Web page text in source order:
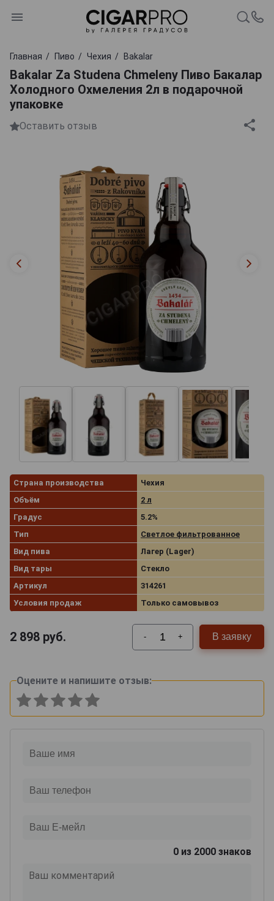
Главная Пиво Чехия Bakalar
Bakalar Za Studena Chmeleny Пиво Бакалар
Холодного Охмеления 2л в подарочной
упаковке
Оставить отзыв
Страна производства
Чехия
Объём
2 л
Градус
5.2%
Тип
Светлое фильтрованное
Вид пива
Лагер (Lager)
Вид тары
Стекло
Артикул
314261
Условия продаж
Только самовывоз
2 898 руб. - + В заявку
Оцените и напишите отзыв:
0 из 2000 знаков